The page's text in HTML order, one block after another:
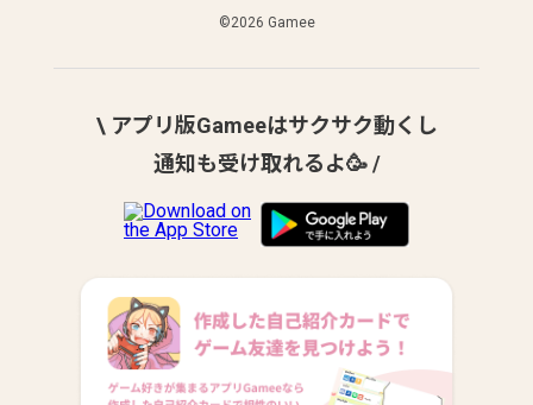
©︎2026 Gamee
\ アプリ版Gameeはサクサク動くし
通知も受け取れるよ🥳 /